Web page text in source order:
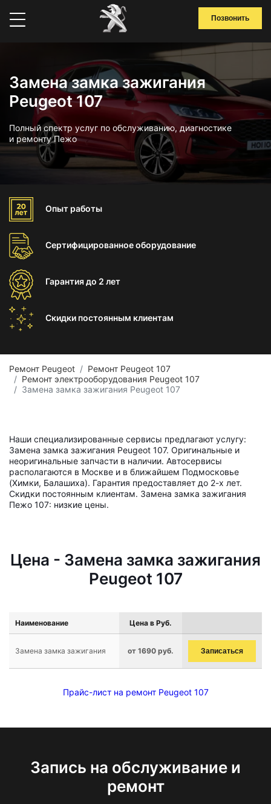
Позвонить
Замена замка зажигания
Peugeot 107
Полный спектр услуг по обслуживанию, диагностике
и ремонту Пежо
Опыт работы
Сертифицированноеоборудование
Гарантиядо 2 лет
Скидки постоянным клиентам
Ремонт Peugeot
Ремонт Peugeot 107
Ремонт электрооборудования Peugeot 107
Замена замка зажигания Peugeot 107
Наши специализированные сервисы предлагают услугу:
Замена замка зажигания Peugeot 107. Оригинальные и
неоригинальные запчасти в наличии. Автосервисы
располагаются в Москве и в ближайшем Подмосковье
(Химки, Балашиха). Гарантия предоставляет до 2-х лет.
Скидки постоянным клиентам. Замена замка зажигания
Пежо 107: низкие цены.
Цена - Замена замка зажигания
Peugeot 107
Наименование Цена в Руб.
Замена замка зажигания от 1690 руб. Записаться
Прайс-лист на ремонт Peugeot 107
Запись на обслуживание и
ремонт